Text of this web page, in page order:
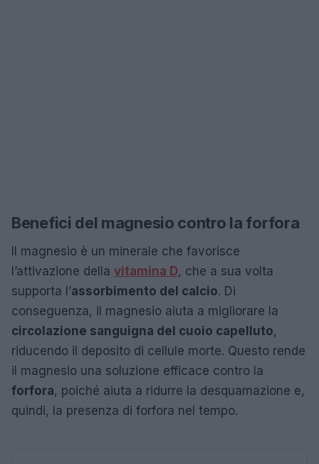
Benefici del magnesio contro la forfora
Il magnesio è un minerale che favorisce
l’attivazione della vitamina D, che a sua volta
supporta l’assorbimento del calcio. Di
conseguenza, il magnesio aiuta a migliorare la
circolazione sanguigna del cuoio capelluto,
riducendo il deposito di cellule morte. Questo rende
il magnesio una soluzione efficace contro la
forfora, poiché aiuta a ridurre la desquamazione e,
quindi, la presenza di forfora nel tempo.